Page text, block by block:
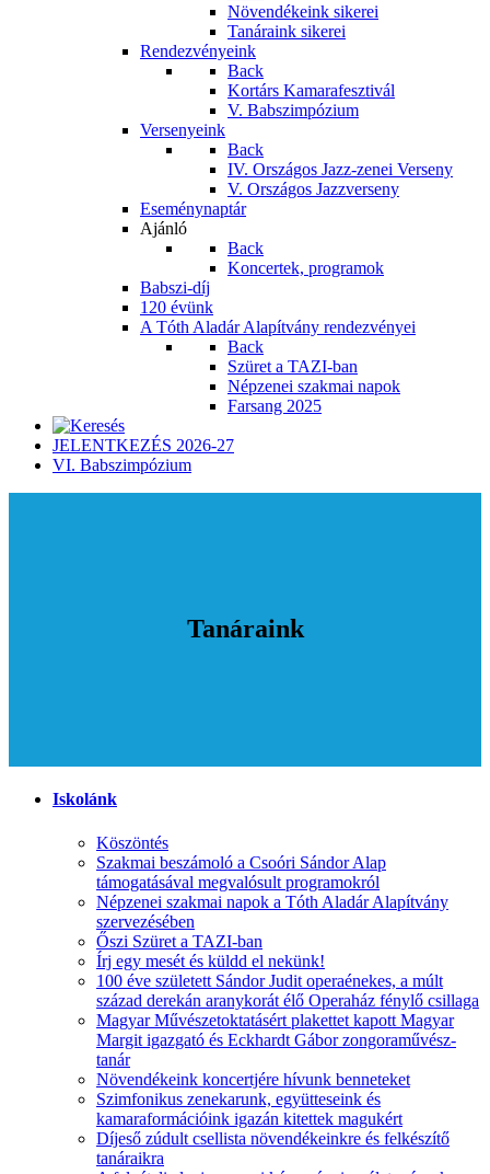
Növendékeink sikerei
Tanáraink sikerei
Rendezvényeink
Back
Kortárs Kamarafesztivál
V. Babszimpózium
Versenyeink
Back
IV. Országos Jazz-zenei Verseny
V. Országos Jazzverseny
Eseménynaptár
Ajánló
Back
Koncertek, programok
Babszi-díj
120 évünk
A Tóth Aladár Alapítvány rendezvényei
Back
Szüret a TAZI-ban
Népzenei szakmai napok
Farsang 2025
JELENTKEZÉS 2026-27
VI. Babszimpózium
Tanáraink
Iskolánk
Köszöntés
Szakmai beszámoló a Csoóri Sándor Alap
támogatásával megvalósult programokról
Népzenei szakmai napok a Tóth Aladár Alapítvány
szervezésében
Őszi Szüret a TAZI-ban
Írj egy mesét és küldd el nekünk!
100 éve született Sándor Judit operaénekes, a múlt
század derekán aranykorát élő Operaház fénylő csillaga
Magyar Művészetoktatásért plakettet kapott Magyar
Margit igazgató és Eckhardt Gábor zongoraművész-
tanár
Növendékeink koncertjére hívunk benneteket
Szimfonikus zenekarunk, együtteseink és
kamaraformációink igazán kitettek magukért
Díjeső zúdult csellista növendékeinkre és felkészítő
tanáraikra